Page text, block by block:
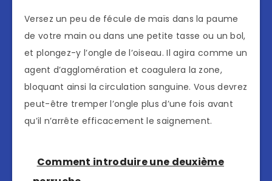
Versez un peu de fécule de maïs dans la paume
de votre main ou dans une petite tasse ou un bol,
et plongez-y l’ongle de l’oiseau. Il agira comme un
agent d’agglomération et coagulera la zone,
bloquant ainsi la circulation sanguine. Vous devrez
peut-être tremper l’ongle plus d’une fois avant
qu’il n’arrête efficacement le saignement.
Comment introduire une deuxième